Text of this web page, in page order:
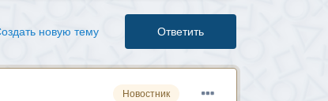
Ответить
новую тему
Новостник